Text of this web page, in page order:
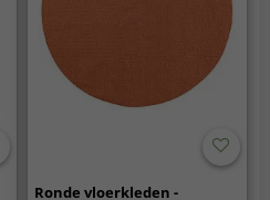
Ronde vloerkleden -